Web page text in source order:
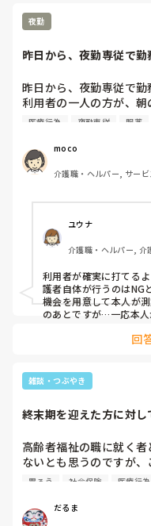
夜勤
昨日から、夜勤専従で
昨日から、夜勤専従で勤
利用者の一人の方が、
射があります。
まで来ません。
今朝の5時過ぎに、指導
方分かる？と聞かれた
インスリンを打つ利用
ーが試験紙を開封しセ
定。インスリン注射は
毒、針を刺す瞬間はヘ
つ？添える？感じでや
と言われてるのですが
療行為にあたるためダメ
ぎて分かりません。
た利用者に薬を飲ます
る方が、こういう風に飲
することが多々あると
中に全部バラバラと入れ
そのため、次の夜勤か
んでいます。
医療行為 夜勤専従 服薬
moco
介護職・ヘルパー, サー
ユウナ
介護職・ヘルパー,
利用者が確実に打てる
護者自体が行うのはNG
機会を用意して本人が
のあとですが…一応本
服薬は…一包化されて
回
雑談・つぶやき
終末期を迎えた方に対し
高齢者福祉の職に就く
ないとも思うのですが
の担い手が少なくなり
のない終末期の高齢者
かと思うのです。
胃ろう 社会保険 医療行為
だるま